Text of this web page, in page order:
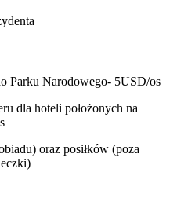
Parku Narodowego- 5USD/os
dla hoteli położonych na
oraz posiłków (poza